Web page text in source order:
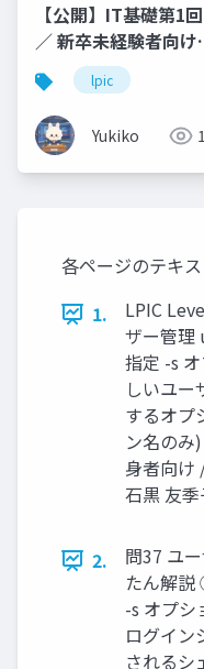
【公開】IT基礎第1回
／ 新卒未経験者向け
ンピュータのしくみを
知ろう！ハードウェ
ア・ソフトウェア・
OS・Linux「難しそ
う」と思わなくて大
す！
lpic
Yukiko
各ページのテキ
1.
LPIC
ザー管理
指定 -s
しいユ
するオプ
ン名のみ
身者向
石黒 友
2.
問37 ユ
たん解
-s オプシ
ログイン
されるシ